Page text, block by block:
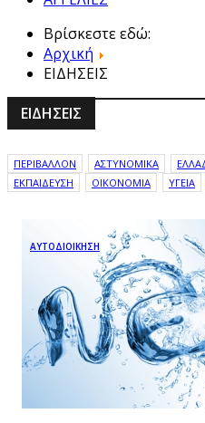
Βρίσκεστε εδώ:
Αρχική
ΕΙΔΗΣΕΙΣ
ΕΙΔΗΣΕΙΣ
ΠΕΡΙΒΑΛΛΟΝ ΑΣΤΥΝΟΜΙΚΑ
ΕΚΠΑΙΔΕΥΣΗ
ΟΙΚΟΝΟΜΙΑ ΥΓΕΙΑ
ΑΥΤΟΔΙΟΙΚΗΣΗ